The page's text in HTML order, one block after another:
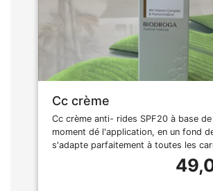
Cc crème
Cc crème anti- rides SPF20 à base
moment dé l'application, en un fond
s'adapte parfaitement à toutes les